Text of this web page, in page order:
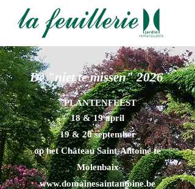
De "niet te missen" 2026
PLANTENFEEST
18 & 19 april
19 & 20 september
op het Château Saint-Antoine te
Molenbaix
www.domainesaintantoine.be